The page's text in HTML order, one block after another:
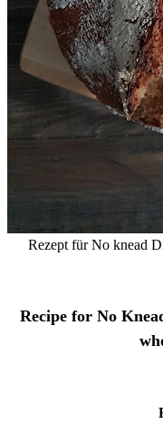
Rezept für No knead
Recipe for No